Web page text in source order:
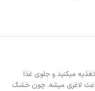
میکنید و جلوی غذا
باعث لاغری میشه. چون خشک